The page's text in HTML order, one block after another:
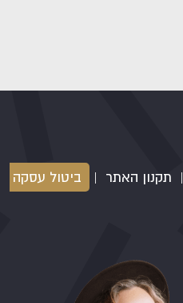
| תקנון האתר | ביטול עסקה